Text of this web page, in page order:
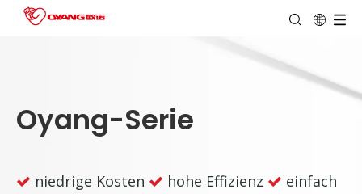
Oyang-Serie
 niedrige Kosten  hohe Effizienz  einfach